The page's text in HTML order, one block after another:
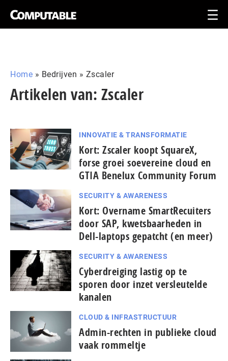
Home » Bedrijven » Zscaler
Artikelen van: Zscaler
INNOVATIE & TRANSFORMATIE
Kort: Zscaler koopt SquareX,
forse groei soevereine cloud en
GTIA Benelux Community Forum
SECURITY & AWARENESS
Kort: Overname SmartRecuiters
door SAP, kwetsbaarheden in
Dell-laptops gepatcht (en meer)
SECURITY & AWARENESS
Cyberdreiging lastig op te
sporen door inzet versleutelde
kanalen
CLOUD & INFRASTRUCTUUR
Admin-rechten in publieke cloud
vaak rommeltje